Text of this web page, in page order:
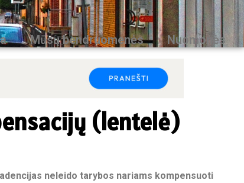
Mūsų bendruomenės Nuomonės
(lentelė)
neleido tarybos nariams kompensuoti